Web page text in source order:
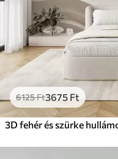
Prémium vinil
1820810925Ft/m²
Peel and Stick
2266613600Ft
6125Ft3675 Ft
3D fehér és szürke